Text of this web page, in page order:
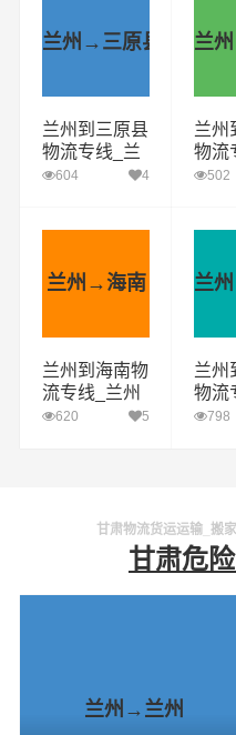
兰州→三原县
兰州到三原县
物流专线_兰
州到三原县货
604 4
兰
兰州
物流
州到
502
兰州→海南
兰州到海南物
流专线_兰州
到海南货运公
620 5
兰
兰州
物流
州到
798
甘肃物流货运运输_搬
甘肃危
兰州→兰州